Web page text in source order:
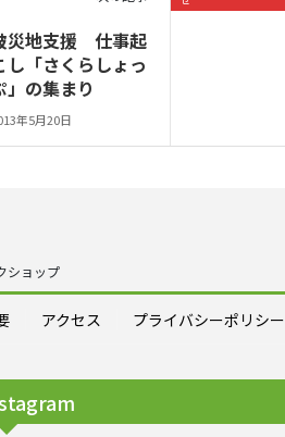
災地支援 仕事起
し「さくらしょっ
」の集まり
年5月20日
ショップ
アクセス プライバシーポリシー